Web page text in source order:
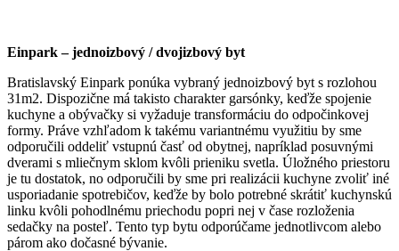
Einpark – jednoizbový / dvojizbový byt
Bratislavský Einpark ponúka vybraný jednoizbový byt s rozlohou
31m2. Dispozične má takisto charakter garsónky, keďže spojenie
kuchyne a obývačky si vyžaduje transformáciu do odpočinkovej
formy. Práve vzhľadom k takému variantnému využitiu by sme
odporučili oddeliť vstupnú časť od obytnej, napríklad posuvnými
dverami s mliečnym sklom kvôli prieniku svetla. Úložného priestoru
je tu dostatok, no odporučili by sme pri realizácii kuchyne zvoliť iné
usporiadanie spotrebičov, keďže by bolo potrebné skrátiť kuchynskú
linku kvôli pohodlnému priechodu popri nej v čase rozloženia
sedačky na posteľ. Tento typ bytu odporúčame jednotlivcom alebo
párom ako dočasné bývanie.